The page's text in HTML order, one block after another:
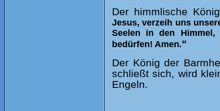
Der himmlische
Jesus, verzeih uns
Seelen in den Himmel,
bedürfen! Amen.“
Der König der
schließt sich, wird
Engeln.